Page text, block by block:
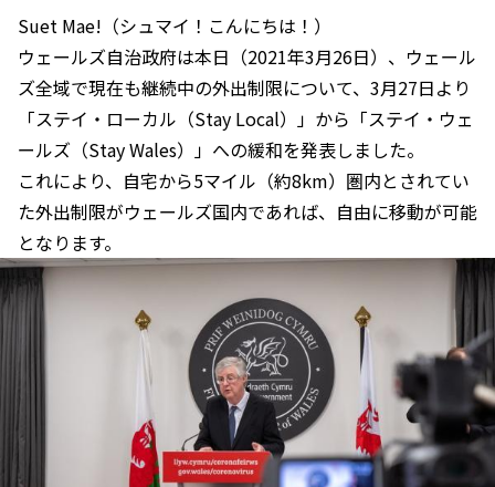
Suet Mae!（シュマイ！こんにちは！）
ウェールズ自治政府は本日（2021年3月26日）、ウェール
ズ全域で現在も継続中の外出制限について、3月27日より
「ステイ・ローカル（Stay Local）」から「ステイ・ウェ
ールズ（Stay Wales）」への緩和を発表しました。
これにより、自宅から5マイル（約8km）圏内とされてい
た外出制限がウェールズ国内であれば、自由に移動が可能
となります。